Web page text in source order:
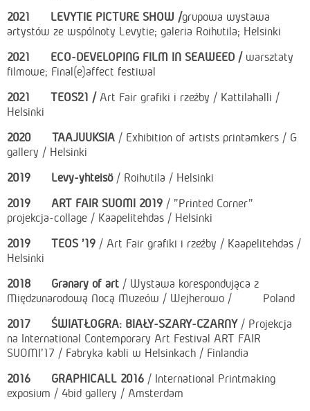
2021 LEVYTIE PICTURE SHOW /grupowa wystawa
artystów ze wspólnoty Levytie; galeria Roihutila; Helsinki
2021 ECO-DEVELOPING FILM IN SEAWEED / warsztaty
filmowe; Final(e)affect festiwal
2021 TEOS’21 /Art Fair grafiki i rzeźby / Kattilahalli /
Helsinki
2020 TAAJUUKSIA / Exhibition of artists printamkers / G
gallery / Helsinki
2019 Levy-yhteisö / Roihutila / Helsinki
2019 ART FAIR SUOMI 2019 / "Printed Corner"
projekcja-collage / Kaapelitehdas / Helsinki
2019 TEOS '19 / Art Fair grafiki i rzeźby / Kaapelitehdas /
Helsinki
2018 Granary of art / Wystawa korespondująca z
Międzunarodową Nocą Muzeów / Wejherowo / Poland
2017 ŚWIATŁOGRA: BIAŁY-SZARY-CZARNY/ Projekcja
na International Contemporary Art Festival ART FAIR
SUOMI'17 / Fabryka kabli w Helsinkach / Finlandia
2016
GRAPHICALL 2016 / International Printmaking
exposium / 4bid gallery / Amsterdam